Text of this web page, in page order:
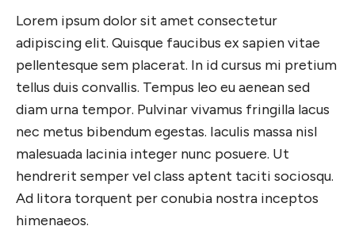
Lorem ipsum dolor sit amet consectetur
adipiscing elit. Quisque faucibus ex sapien vitae
pellentesque sem placerat. In id cursus mi pretium
tellus duis convallis. Tempus leo eu aenean sed
diam urna tempor. Pulvinar vivamus fringilla lacus
nec metus bibendum egestas. Iaculis massa nisl
malesuada lacinia integer nunc posuere. Ut
hendrerit semper vel class aptent taciti sociosqu.
Ad litora torquent per conubia nostra inceptos
himenaeos.